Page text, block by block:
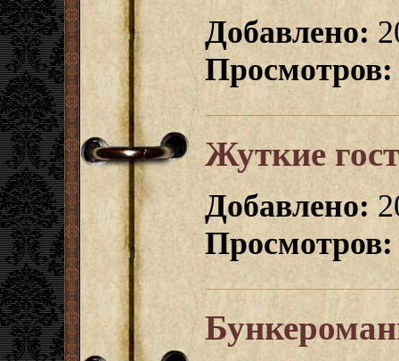
Добавлено:
Просмотров:
Жуткие
Добавлено:
Просмотров: